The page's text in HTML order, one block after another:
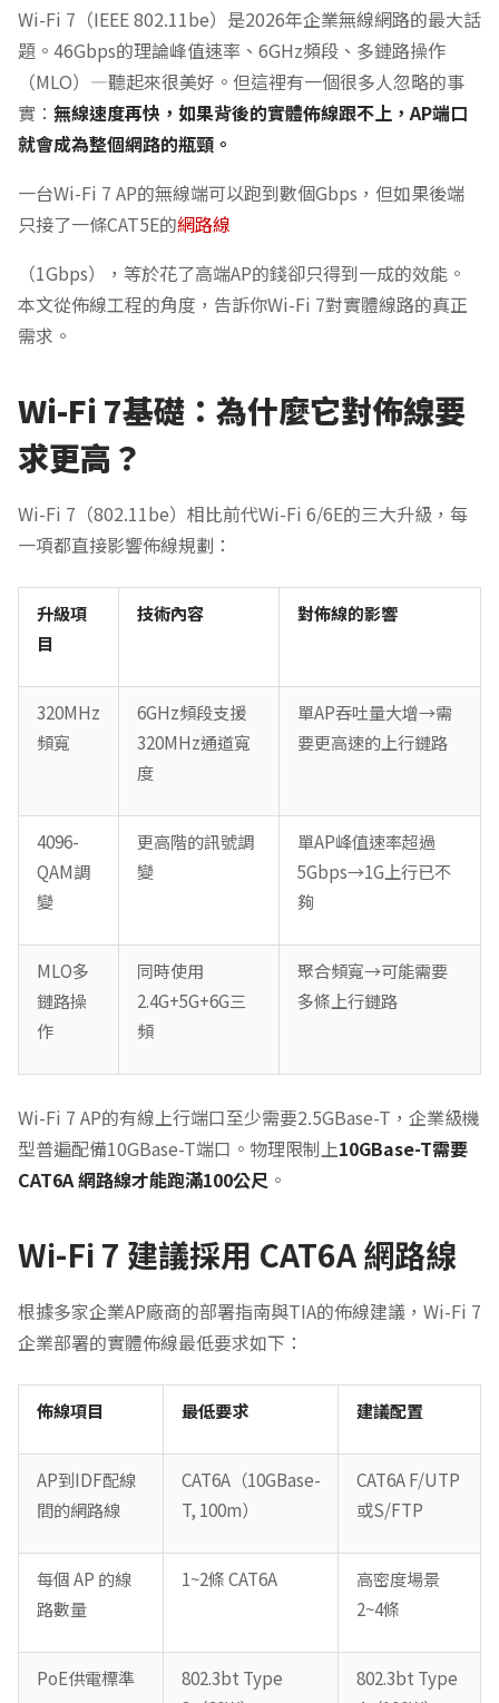
Wi-Fi 7（IEEE 802.11be）是2026年企業無線網路的最大話
題。46Gbps的理論峰值速率、6GHz頻段、多鏈路操作
（MLO）—聽起來很美好。但這裡有一個很多人忽略的事
實： 無線速度再快，如果背後的實體佈線跟不上，AP端口
就會成為整個網路的瓶頸。
一台Wi-Fi 7 AP的無線端可以跑到數個Gbps，但如果後端
只接了一條CAT5E的網路線
（1Gbps），等於花了高端AP的錢卻只得到一成的效能。
本文從佈線工程的角度，告訴你Wi-Fi 7對實體線路的真正
需求。
Wi-Fi 7基礎：為什麼它對佈線要
求更高？
Wi-Fi 7（802.11be）相比前代Wi-Fi 6/6E的三大升級，每
一項都直接影響佈線規劃：
升級項
目
技術內容 對佈線的影響
320MHz
頻寬
6GHz頻段支援
320MHz通道寬
度
單AP吞吐量大增→需
要更高速的上行鏈路
4096-
QAM調
變
更高階的訊號調
變
單AP峰值速率超過
5Gbps→1G上行已不
夠
MLO多
鏈路操
作
同時使用
2.4G+5G+6G三
頻
聚合頻寬→可能需要
多條上行鏈路
Wi-Fi 7 AP的有線上行端口至少需要2.5GBase-T，企業級機
型普遍配備10GBase-T端口。物理限制上10GBase-T需要
CAT6A 網路線才能跑滿100公尺 。
Wi-Fi 7 建議採用 CAT6A 網路線
根據多家企業AP廠商的部署指南與TIA的佈線建議，Wi-Fi 7
企業部署的實體佈線最低要求如下：
佈線項目 最低要求 建議配置
AP到IDF配線
間的網路線
CAT6A（10GBase-
T, 100m）
CAT6A F/UTP
或S/FTP
每個 AP 的線
路數量
1~2條 CAT6A
高密度場景
2~4條
PoE供電標準
802.3bt Type
802.3bt Type